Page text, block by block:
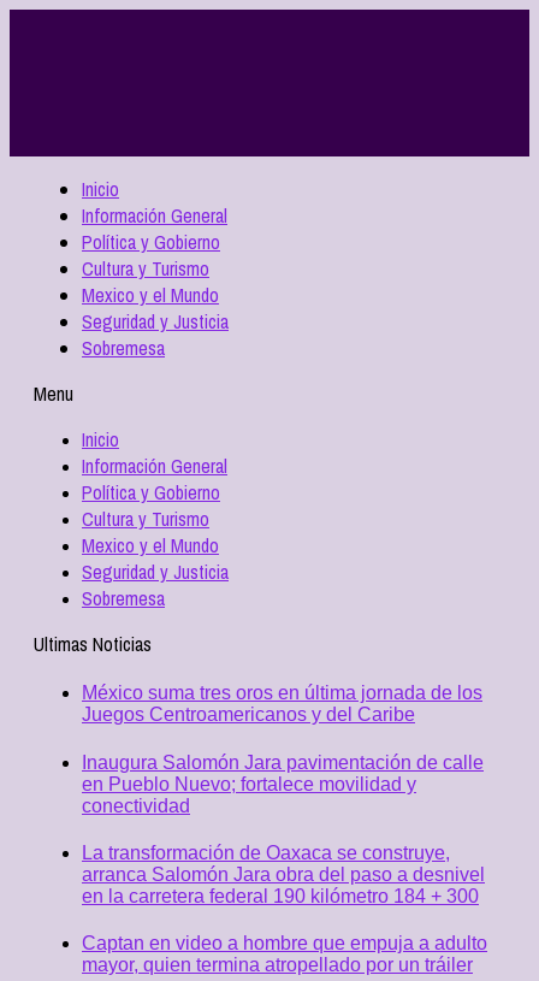
Inicio
Información General
Política y Gobierno
Cultura y Turismo
Mexico y el Mundo
Seguridad y Justicia
Sobremesa
Menu
Inicio
Información General
Política y Gobierno
Cultura y Turismo
Mexico y el Mundo
Seguridad y Justicia
Sobremesa
Ultimas Noticias
México suma tres oros en última jornada de los
Juegos Centroamericanos y del Caribe
Inaugura Salomón Jara pavimentación de calle
en Pueblo Nuevo; fortalece movilidad y
conectividad
La transformación de Oaxaca se construye,
arranca Salomón Jara obra del paso a desnivel
en la carretera federal 190 kilómetro 184 + 300
Captan en video a hombre que empuja a adulto
mayor, quien termina atropellado por un tráiler